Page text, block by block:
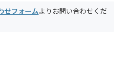
せフォームよりお問い合わせくだ